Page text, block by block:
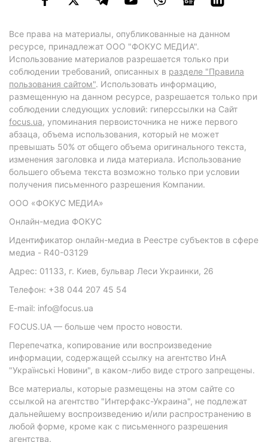
Все права на материалы, опубликованные на данном
ресурсе, принадлежат ООО "ФОКУС МЕДИА".
Использование материалов разрешается только при
соблюдении требований, описанных в разделе "Правила
пользования сайтом". Использовать информацию,
размещенную на данном ресурсе, разрешается только при
соблюдении следующих условий: гиперссылки на Сайт
focus.ua, упоминания первоисточника не ниже первого
абзаца, объема использования, который не может
превышать 50% от общего объема оригинального текста,
изменения заголовка и лида материала. Использование
большего объема текста возможно только при условии
получения письменного разрешения Компании.
ООО «ФОКУС МЕДИА»
Онлайн-медиа ФОКУС
Идентификатор онлайн-медиа в Реестре субъектов в сфере
медиа - R40-03129
Адрес: 01133, г. Киев, бульвар Леси Украинки, 26
Телефон: +38 044 207 45 54
E-mail: info@focus.ua
FOCUS.UA — больше чем просто новости.
Перепечатка, копирование или воспроизведение
информации, содержащей ссылку на агентство ИнА
"Українські Новини", в каком-либо виде строго запрещены.
Все материалы, которые размещены на этом сайте со
ссылкой на агентство "Интерфакс-Украина", не подлежат
дальнейшему воспроизведению и/или распространению в
любой форме, кроме как с письменного разрешения
агентства.